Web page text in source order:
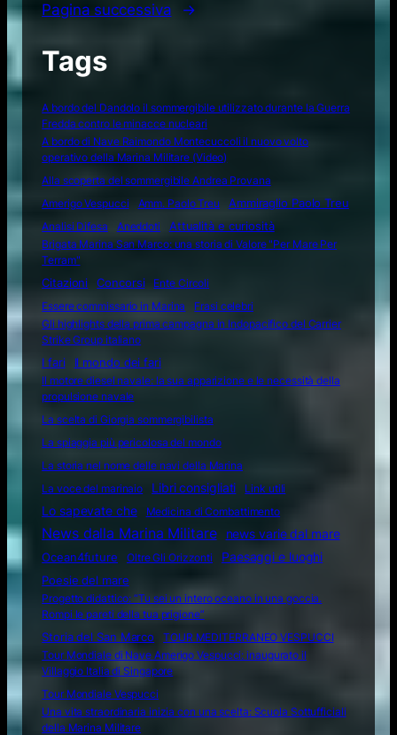
Pagina successiva
→
Tags
A bordo del Dandolo il sommergibile utilizzato durante la Guerra
Fredda contro le minacce nucleari
A bordo di Nave Raimondo Montecuccoli il nuovo volto
operativo della Marina Militare (Video)
Alla scoperta del sommergibile Andrea Provana
Amerigo Vespucci
Amm. Paolo Treu
Ammiraglio Paolo Treu
Analisi Difesa
Aneddoti Attualità e curiosità
Brigata Marina San Marco: una storia di Valore "Per Mare Per
Terram"
Citazioni
Concorsi
Ente Circoli
Essere commissario in Marina
Frasi celebri
Gli highlights della prima campagna in Indopacifico del Carrier
Strike Group italiano
I fari
Il mondo dei fari
Il motore diesel navale: la sua apparizione e le necessità della
propulsione navale
La scelta di Giorgia sommergibilista
La spiaggia più pericolosa del mondo
La storia nel nome delle navi della Marina
La voce del marinaio
Libri consigliati Link utili
Lo sapevate che Medicina di Combattimento
News dalla Marina Militare
news varie dal mare
Ocean4future
Oltre Gli Orizzonti
Paesaggi e luoghi
Poesie del mare
Progetto didattico: “Tu sei un intero oceano in una goccia.
Rompi le pareti della tua prigione”
Storia del San Marco
TOUR MEDITERRANEO VESPUCCI
Tour Mondiale di Nave Amerigo Vespucci: inaugurato il
Villaggio Italia di Singapore
Tour Mondiale Vespucci
Una vita straordinaria inizia con una scelta: Scuola Sottufficiali
della Marina Militare